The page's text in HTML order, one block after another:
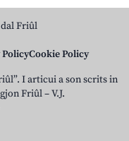
Friûl
PolicyCookie Policy
I articui a son scrits in
Friûl – V.J.